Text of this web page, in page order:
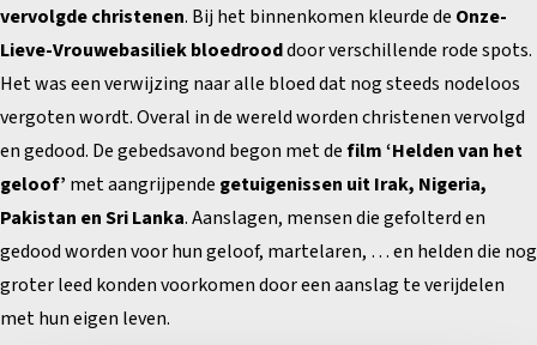
vervolgde christenen. Bij het binnenkomen kleurde de Onze-
Lieve-Vrouwebasiliek bloedrooddoor verschillende rode spots.
Het was een verwijzing naar alle bloed dat nog steeds nodeloos
vergoten wordt. Overal in de wereld worden christenen vervolgd
en gedood. De gebedsavond begon met defilm ‘Helden van het
geloof’ met aangrijpende getuigenissen uit Irak, Nigeria,
Pakistan en Sri Lanka. Aanslagen, mensen die gefolterd en
gedood worden voor hun geloof, martelaren, … en helden die nog
groter leed konden voorkomen door een aanslag te verijdelen
met hun eigen leven.